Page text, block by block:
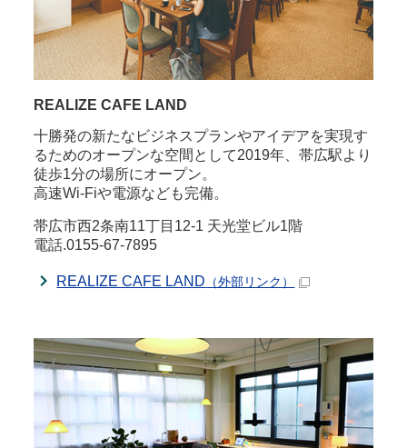
REALIZE CAFE LAND
十勝発の新たなビジネスプランやアイデアを実現す
るためのオープンな空間として2019年、帯広駅より
徒歩1分の場所にオープン。
高速Wi-Fiや電源なども完備。
帯広市西2条南11丁目12-1 天光堂ビル1階
電話.0155-67-7895
REALIZE CAFE LAND （外部リンク）